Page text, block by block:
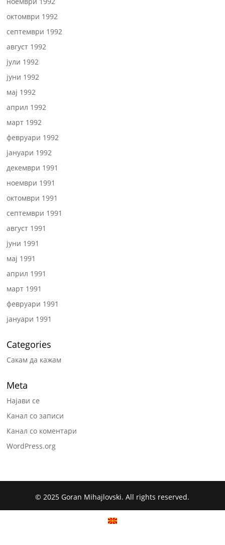
октомври 1992
септември 1992
август 1992
јули 1992
јуни 1992
мај 1992
април 1992
март 1992
февруари 1992
јануари 1992
декември 1991
ноември 1991
октомври 1991
септември 1991
август 1991
јуни 1991
мај 1991
април 1991
март 1991
февруари 1991
јануари 1991
Categories
Сакам да кажам
Meta
Најави се
Канал со записи
Канал со коментари
WordPress.org
© 2025 Goran Mihajlovski. All rights reserved.